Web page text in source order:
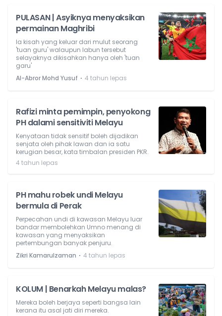
PULASAN | Asyiknya menyaksikan
permainan Maghribi
Ia kisah yang keluar dari mulut seorang
'tuan guru' walaupun labun tersebut
selayaknya dikisahkan hanya oleh 'tuan
garu'
Al-Abror Mohd Yusuf ⋅ 4 tahun lepas
Rafizi minta pemimpin, penyokong
PH dalami sensitiviti Melayu
Kenyataan tidak sensitif boleh dijadikan
senjata oleh pihak lawan dan ia satu
kerugian besar, kata timbalan presiden PKR.
4 tahun lepas
PH mahu robek undi Melayu
bermula di Perak
Perpecahan undi di kawasan Melayu luar
bandar membolehkan Umno menang di
kawasan yang menyaksikan
pertembungan banyak penjuru.
Zikri Kamarulzaman ⋅ 4 tahun lepas
KOLUM | Benarkah Melayu malas?
Mereka boleh berjaya seperti bangsa lain
kerana itu asal jati diri mereka.